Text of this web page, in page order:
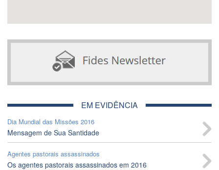
EM EVIDÊNCIA
Dia Mundial das Missões 2016
Mensagem de Sua Santidade
Agentes pastorais assassinados
Os agentes pastorais assassinados em 2016